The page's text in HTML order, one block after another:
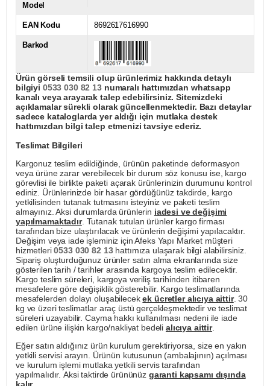
Model
EAN Kodu 8692617616990
Barkod
Ürün görseli temsili olup ürünlerimiz hakkında detaylı
bilgiyi 0533 030 82 13numaralı hattımızdan whatsapp
kanalı veya arayarak talep edebilirsiniz. Sitemizdeki
açıklamalar sürekli olarak güncellenmektedir. Bazı detaylar
sadece kataloglarda yer aldığı için mutlaka destek
hattımızdan bilgi talep etmenizi tavsiye ederiz.
Teslimat Bilgileri
Kargonuz teslim edildiğinde, ürünün paketinde deformasyon
veya ürüne zarar verebilecek bir durum söz konusu ise, kargo
görevlisi ile birlikte paketi açarak ürünlerinizin durumunu kontrol
ediniz. Ürünlerinizde bir hasar gördüğünüz takdirde, kargo
yetkilisinden tutanak tutmasını isteyiniz ve paketi teslim
almayınız. Aksi durumlarda ürünlerin iadesi ve değişimi
yapılmamaktadır. Tutanak tutulan ürünler kargo firması
tarafından bize ulaştırılacak ve ürünlerin değişimi yapılacaktır.
Değişim veya iade işleminiz için Afeks Yapı Market müşteri
hizmetleri0533 030 82 13hattımıza ulaşarak bilgi alabilirsiniz.
Sipariş oluşturduğunuz ürünler satın alma ekranlarında size
gösterilen tarih / tarihler arasında kargoya teslim edilecektir.
Kargo teslim süreleri, kargoya veriliş tarihinden itibaren
mesafelere göre değişiklik gösterebilir. Kargo teslimatlarında
mesafelerden dolayı oluşabilecekek ücretler alıcıya aittir. 30
kg ve üzeri teslimatlar araç üstü gerçekleşmektedir ve teslimat
süreleri uzayabilir. Cayma hakkı kullanılması nedeni ile iade
edilen ürüne ilişkin kargo/nakliyat bedeli alıcıya aittir.
Eğer satın aldığınız ürün kurulum gerektiriyorsa, size en yakın
yetkili servisi arayın. Ürünün kutusunun (ambalajının) açılması
ve kurulum işlemi mutlaka yetkili servis tarafından
yapılmalıdır. Aksi taktirde ürününüz garanti kapsamı dışında